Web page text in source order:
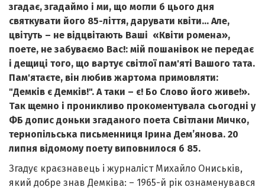
згадає, згадаймо і ми, що могли б цього дня
святкувати його 85-ліття, дарувати квіти... Але,
цвітуть – не відцвітають Ваші «Квіти ромена»,
поете, не забуваємо Вас!: мій пошанівок не передає
і дещиці того, що вартує світлої пам'яті Вашого тата.
Пам'ятаєте, він любив жартома примовляти:
"Демків є Демків!". А таки – є! Бо Слово його живе!».
Так щемно і проникливо прокоментувала сьогодні у
ФБ допис доньки згаданого поета Світлани Мичко,
тернопільська письменниця Ірина Дем’янова. 20
липня відомому поету виповнилося б 85.
Згадує краєзнавець і журналіст Михайло Ониськів,
який добре знав Демківа: – 1965-й рік ознаменувався